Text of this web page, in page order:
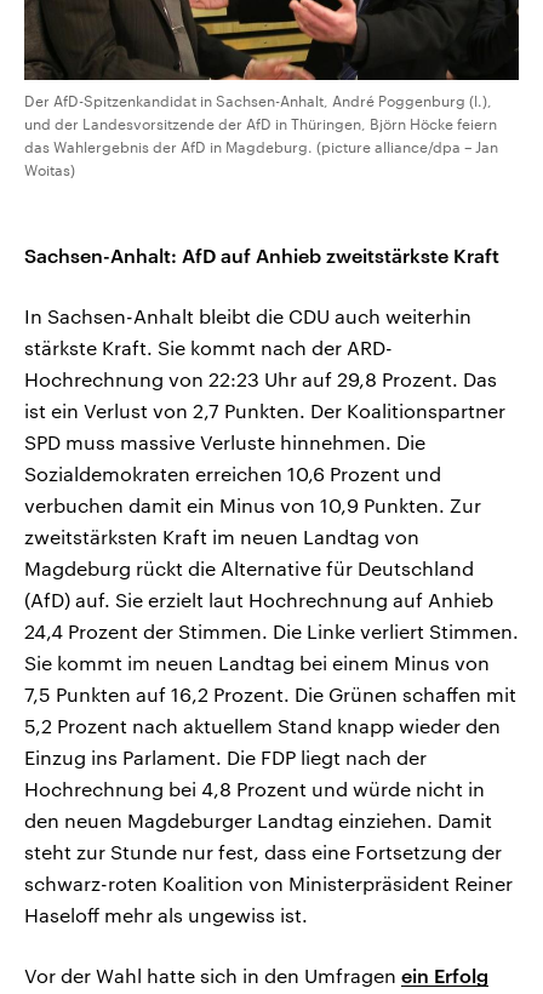
Der AfD-Spitzenkandidat in Sachsen-Anhalt, André Poggenburg (l.),
und der Landesvorsitzende der AfD in Thüringen, Björn Höcke feiern
das Wahlergebnis der AfD in Magdeburg. (picture alliance/dpa – Jan
Woitas)
Sachsen-Anhalt: AfD auf Anhieb zweitstärkste Kraft
In Sachsen-Anhalt bleibt die CDU auch weiterhin
stärkste Kraft. Sie kommt nach der ARD-
Hochrechnung von 22:23 Uhr auf 29,8 Prozent. Das
ist ein Verlust von 2,7 Punkten. Der Koalitionspartner
SPD muss massive Verluste hinnehmen. Die
Sozialdemokraten erreichen 10,6 Prozent und
verbuchen damit ein Minus von 10,9 Punkten. Zur
zweitstärksten Kraft im neuen Landtag von
Magdeburg rückt die Alternative für Deutschland
(AfD) auf. Sie erzielt laut Hochrechnung auf Anhieb
24,4 Prozent der Stimmen. Die Linke verliert Stimmen.
Sie kommt im neuen Landtag bei einem Minus von
7,5 Punkten auf 16,2 Prozent. Die Grünen schaffen mit
5,2 Prozent nach aktuellem Stand knapp wieder den
Einzug ins Parlament. Die FDP liegt nach der
Hochrechnung bei 4,8 Prozent und würde nicht in
den neuen Magdeburger Landtag einziehen. Damit
steht zur Stunde nur fest, dass eine Fortsetzung der
schwarz-roten Koalition von Ministerpräsident Reiner
Haseloff mehr als ungewiss ist.
Vor der Wahl hatte sich in den Umfragen ein Erfolg